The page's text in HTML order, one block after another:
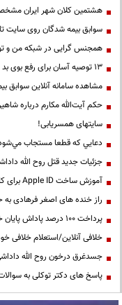
هشتمین کلان شهر ایران
سوابق بیمه شدگان روی سایت
همجنس گرایی در شبکه من و
13 توصیه آسان برای رفع بوی بد دهان
مشاهده سامانه آنلاين سوابق
حكم آيت‌الله مكارم درباره
سایتهای همسریابی!
دعايي كه قطعا مستجاب
جزئیات جدید قتل روح الله
آموزش ساخت Apple ID برای کاربران ایرانی
راز خنده های اصغر فرهادی
پرداخت ۱۰۰ درصد پاداش پایان خدمت فرهنگیان
خلافی آنلاین/استعلام خلافی
جسدغرق درخون روح الله
پاسخ های دکتر توکلی به